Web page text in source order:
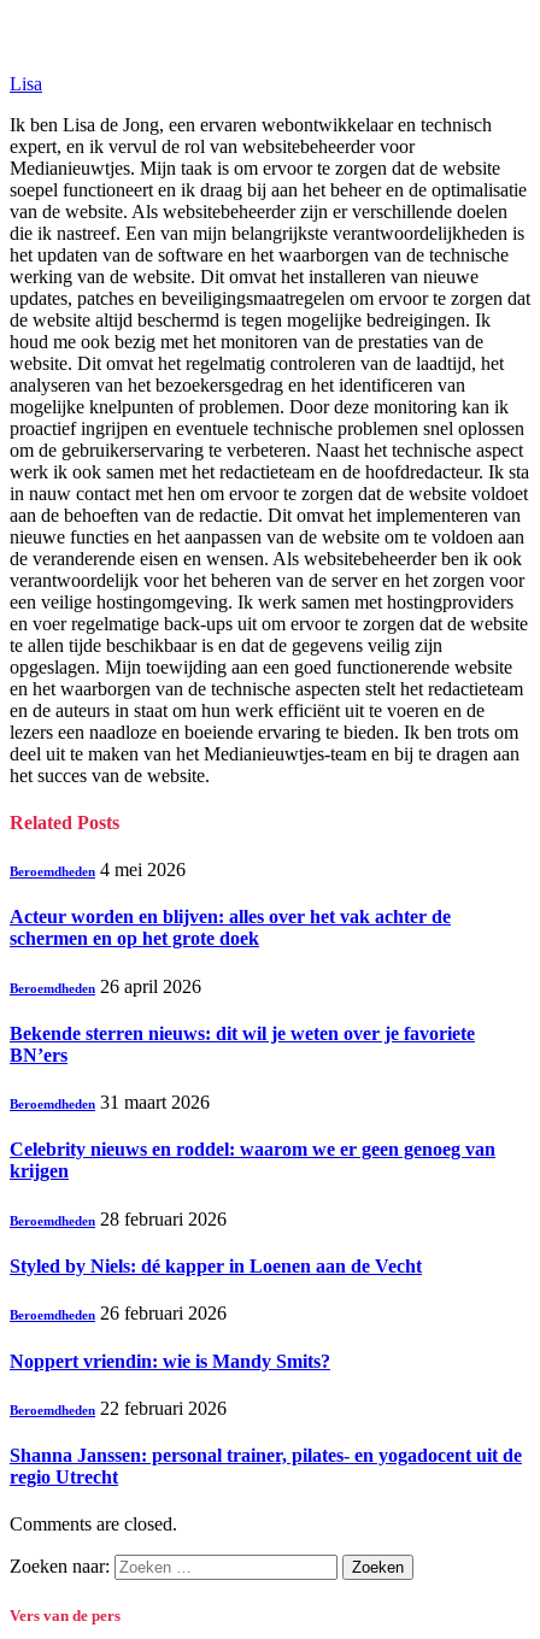
Lisa
Ik ben Lisa de Jong, een ervaren webontwikkelaar en technisch
expert, en ik vervul de rol van websitebeheerder voor
Medianieuwtjes. Mijn taak is om ervoor te zorgen dat de website
soepel functioneert en ik draag bij aan het beheer en de optimalisatie
van de website. Als websitebeheerder zijn er verschillende doelen
die ik nastreef. Een van mijn belangrijkste verantwoordelijkheden is
het updaten van de software en het waarborgen van de technische
werking van de website. Dit omvat het installeren van nieuwe
updates, patches en beveiligingsmaatregelen om ervoor te zorgen dat
de website altijd beschermd is tegen mogelijke bedreigingen. Ik
houd me ook bezig met het monitoren van de prestaties van de
website. Dit omvat het regelmatig controleren van de laadtijd, het
analyseren van het bezoekersgedrag en het identificeren van
mogelijke knelpunten of problemen. Door deze monitoring kan ik
proactief ingrijpen en eventuele technische problemen snel oplossen
om de gebruikerservaring te verbeteren. Naast het technische aspect
werk ik ook samen met het redactieteam en de hoofdredacteur. Ik sta
in nauw contact met hen om ervoor te zorgen dat de website voldoet
aan de behoeften van de redactie. Dit omvat het implementeren van
nieuwe functies en het aanpassen van de website om te voldoen aan
de veranderende eisen en wensen. Als websitebeheerder ben ik ook
verantwoordelijk voor het beheren van de server en het zorgen voor
een veilige hostingomgeving. Ik werk samen met hostingproviders
en voer regelmatige back-ups uit om ervoor te zorgen dat de website
te allen tijde beschikbaar is en dat de gegevens veilig zijn
opgeslagen. Mijn toewijding aan een goed functionerende website
en het waarborgen van de technische aspecten stelt het redactieteam
en de auteurs in staat om hun werk efficiënt uit te voeren en de
lezers een naadloze en boeiende ervaring te bieden. Ik ben trots om
deel uit te maken van het Medianieuwtjes-team en bij te dragen aan
het succes van de website.
Related Posts
Beroemdheden 4 mei 2026
Acteur worden en blijven: alles over het vak achter de
schermen en op het grote doek
Beroemdheden 26 april 2026
Bekende sterren nieuws: dit wil je weten over je favoriete
BN’ers
Beroemdheden 31 maart 2026
Celebrity nieuws en roddel: waarom we er geen genoeg van
krijgen
Beroemdheden 28 februari 2026
Styled by Niels: dé kapper in Loenen aan de Vecht
Beroemdheden 26 februari 2026
Noppert vriendin: wie is Mandy Smits?
Beroemdheden 22 februari 2026
Shanna Janssen: personal trainer, pilates- en yogadocent uit de
regio Utrecht
Comments are closed.
Zoeken naar:
Vers van de pers